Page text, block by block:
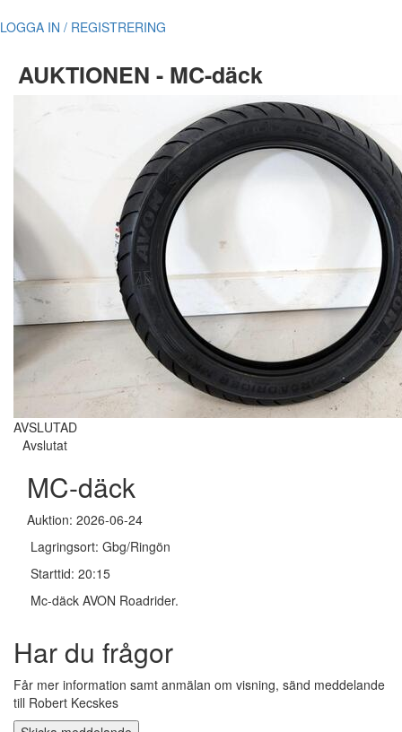
LOGGA IN / REGISTRERING
AUKTIONEN - MC-däck
AVSLUTAD
Avslutat
MC-däck
Auktion: 2026-06-24
Lagringsort: Gbg/Ringön
Starttid: 20:15
Mc-däck AVON Roadrider.
Har du frågor
Får mer information samt anmälan om visning, sänd meddelande
till Robert Kecskes